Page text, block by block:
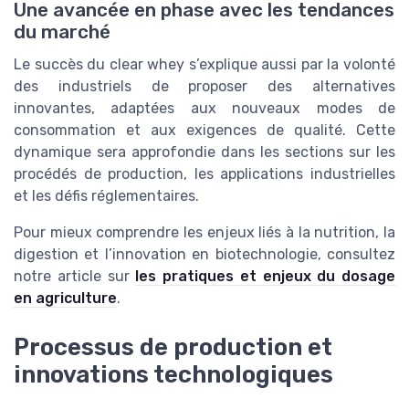
Une avancée en phase avec les tendances
du marché
Le succès du clear whey s’explique aussi par la volonté
des industriels de proposer des alternatives
innovantes, adaptées aux nouveaux modes de
consommation et aux exigences de qualité. Cette
dynamique sera approfondie dans les sections sur les
procédés de production, les applications industrielles
et les défis réglementaires.
Pour mieux comprendre les enjeux liés à la nutrition, la
digestion et l’innovation en biotechnologie, consultez
notre article sur les pratiques et enjeux du dosage
en agriculture.
Processus de production et
innovations technologiques